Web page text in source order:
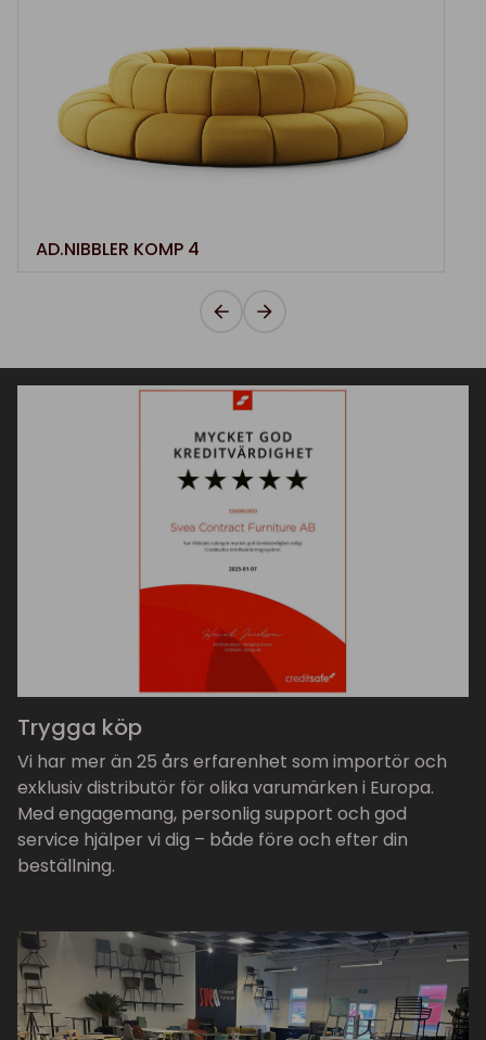
AD.NIBBLER KOMP 4
Trygga köp
Vi har mer än 25 års erfarenhet som importör och
exklusiv distributör för olika varumärken i Europa.
Med engagemang, personlig support och god
service hjälper vi dig – både före och efter din
beställning.